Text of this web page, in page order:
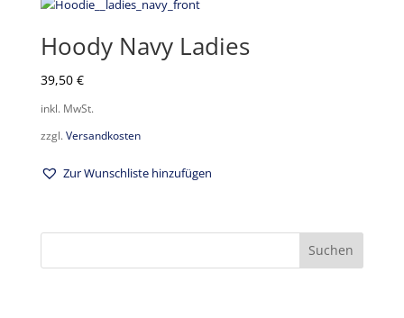
Hoody Navy Ladies
39,50 €
inkl. MwSt.
zzgl.Versandkosten
Zur Wunschliste hinzufügen
Suchen